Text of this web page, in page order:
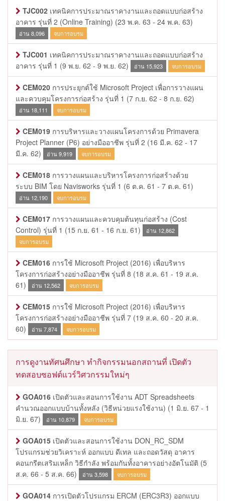
TJC002 เทคนิคการประมาณราคางานและถอดแบบก่อสร้าง
อาคาร รุ่นที่ 2 (Online Training) (23 พ.ค. 63 - 24 พ.ค. 63)
อ่าน 8,096 จบการอบรม
TJC001 เทคนิคการประมาณราคางานและถอดแบบก่อสร้าง
อาคาร รุ่นที่ 1 (9 พ.ย. 62 - 9 พ.ย. 62) อ่าน 15,923 จบการอบรม
CEM020 การประยุกต์ใช้ Microsoft Project เพื่อการวางแผน
และควบคุมโครงการก่อสร้าง รุ่นที่ 1 (7 ก.ย. 62 - 8 ก.ย. 62)
อ่าน 18,111 จบการอบรม
CEM019 การบริหารและวางแผนโครงการด้วย Primavera
Project Planner (P6) อย่างมืออาชีพ รุ่นที่ 2 (16 มี.ค. 62 - 17
มี.ค. 62)
อ่าน 9,919 จบการอบรม
CEM018 การวางแผนและบริหารโครงการก่อสร้างด้วย
ระบบ BIM โดย Navisworks รุ่นที่ 1 (6 ต.ค. 61 - 7 ต.ค. 61)
อ่าน 12,190 จบการอบรม
CEM017 การวางแผนและควบคุมต้นทุนก่อสร้าง (Cost
Control) รุ่นที่ 1 (15 ก.ย. 61 - 16 ก.ย. 61)
อ่าน 12,862
จบการอบรม
CEM016 การใช้ Microsoft Project (2016) เพื่อบริหาร
โครงการก่อสร้างอย่างมืออาชีพ รุ่นที่ 8 (18 ส.ค. 61 - 19 ส.ค.
61)
อ่าน 12,562 จบการอบรม
CEM015 การใช้ Microsoft Project (2016) เพื่อบริหาร
โครงการก่อสร้างอย่างมืออาชีพ รุ่นที่ 7 (19 ส.ค. 60 - 20 ส.ค.
60)
อ่าน 7,874 จบการอบรม
การดูงานทัศนศึกษา ทำกิจกรรมนอกสถานที่ เปิดตัว
ทดสอบซอฟต์แวร์วิศวกรรมใหม่ๆ
GOA016 เปิดตัวและสอนการใช้งาน ADT Spreadsheets
คำนวณออกแบบบ้านทั้งหลัง (วิธีหน่วยแรงใช้งาน) (1 มิ.ย. 67 - 1
มิ.ย. 67)
อ่าน 10,879 จบการอบรม
GOA015 เปิดตัวและสอนการใช้งาน DON_RC_SDM
โปรแกรมช่วยวิเคราะห์ ออกแบบ ดีเทล และถอดวัสดุ อาคาร
คอนกรีตเสริมเหล็ก วิธีกำลัง พร้อมกันทั้งอาคารอย่างอัตโนมัติ (5
ส.ค. 66 - 5 ส.ค. 66)
อ่าน 3,598 จบการอบรม
GOA014 การเปิดตัวโปรแกรม ERCM (ERC3R3) ออกแบบ